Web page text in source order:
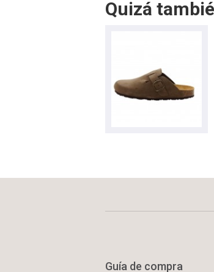
Quizá
Guía de compra